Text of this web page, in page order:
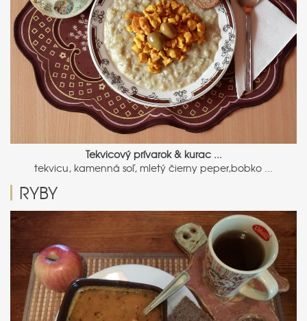
Tekvicový prívarok & kurac ...
tekvicu, kamenná soľ, mletý čierny peper,bobko ...
RYBY